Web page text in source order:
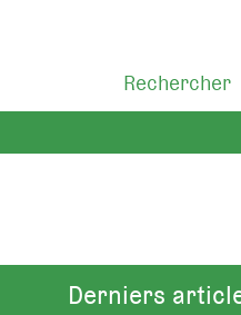
Rechercher
Derniers